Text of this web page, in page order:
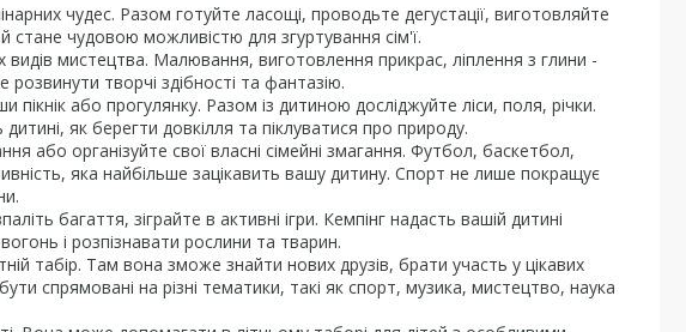
чудес. Разом готуйте ласощі, проводьте дегустації, виготовляйте
чудовою можливістю для згуртування сім'ї.
видів мистецтва. Малювання, виготовлення прикрас, ліплення з глини -
творчі здібності та фантазію.
пікнік або прогулянку. Разом із дитиною досліджуйте ліси, поля, річки.
як берегти довкілля та піклуватися про природу.
або організуйте свої власні сімейні змагання. Футбол, баскетбол,
яка найбільше зацікавить вашу дитину. Спорт не лише покращує
багаття, зіграйте в активні ігри. Кемпінг надасть вашій дитині
і розпізнавати рослини та тварин.
табір. Там вона зможе знайти нових друзів, брати участь у цікавих
спрямовані на різні тематики, такі як спорт, музика, мистецтво, наука